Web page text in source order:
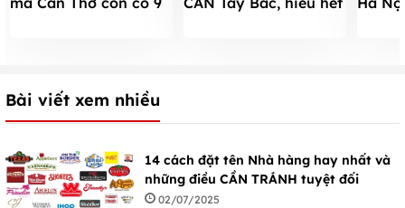
Bài viết xem nhiều
14 cách đặt tên Nhà hàng hay nhất và
những điều CẦN TRÁNH tuyệt đối
02/07/2025